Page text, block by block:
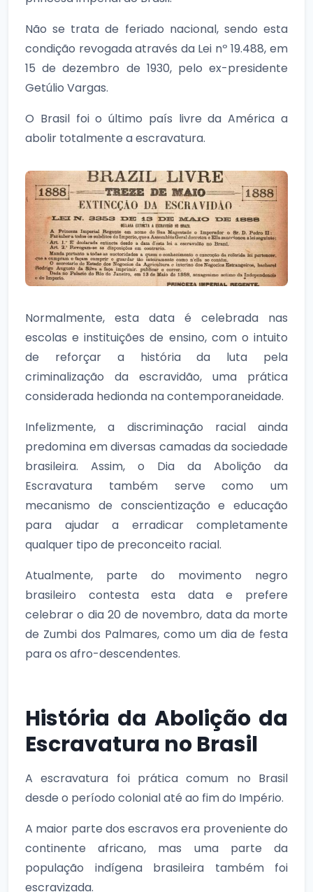
Não se trata de feriado nacional, sendo esta
condição revogada através da Lei nº 19.488, em
15 de dezembro de 1930, pelo ex-presidente
Getúlio Vargas.
O Brasil foi o último país livre da América a
abolir totalmente a escravatura.
Normalmente, esta data é celebrada nas
escolas e instituições de ensino, com o intuito
de reforçar a história da luta pela
criminalização da escravidão, uma prática
considerada hedionda na contemporaneidade.
Infelizmente, a discriminação racial ainda
predomina em diversas camadas da sociedade
brasileira. Assim, o Dia da Abolição da
Escravatura também serve como um
mecanismo de conscientização e educação
para ajudar a erradicar completamente
qualquer tipo de preconceito racial.
Atualmente, parte do movimento negro
brasileiro contesta esta data e prefere
celebrar o dia 20 de novembro, data da morte
de Zumbi dos Palmares, como um dia de festa
para os afro-descendentes.
História da Abolição da
Escravatura no Brasil
A escravatura foi prática comum no Brasil
desde o período colonial até ao fim do Império.
A maior parte dos escravos era proveniente do
continente africano, mas uma parte da
população indígena brasileira também foi
escravizada.